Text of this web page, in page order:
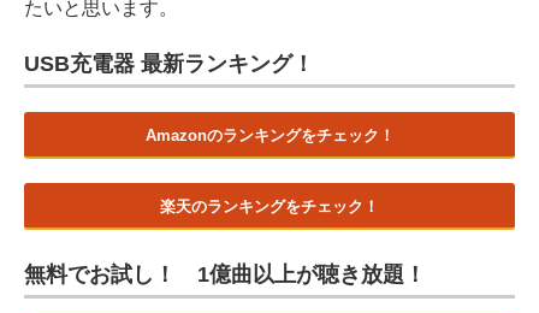
たいと思います。
USB充電器 最新ランキング！
Amazonのランキングをチェック！
楽天のランキングをチェック！
無料でお試し！ 1億曲以上が聴き放題！